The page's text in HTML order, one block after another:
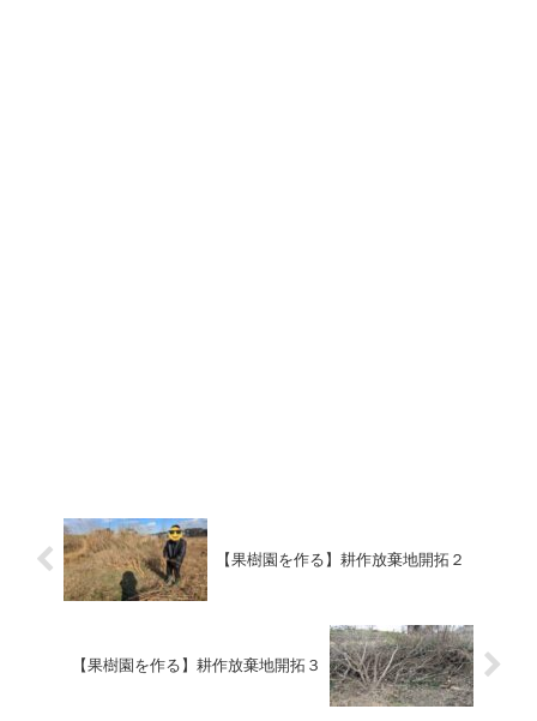
【果樹園を作る】耕作放棄地開拓２
【果樹園を作る】耕作放棄地開拓３